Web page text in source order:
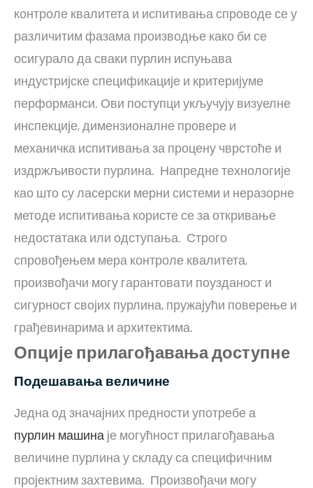
контроле квалитета и испитивања спроводе се у
различитим фазама производње како би се
осигурало да сваки пурлин испуњава
индустријске спецификације и критеријуме
перформанси. Ови поступци укључују визуелне
инспекције, димензионалне провере и
механичка испитивања за процену чврстоће и
издржљивости пурлина. Напредне технологије
као што су ласерски мерни системи и неразорне
методе испитивања користе се за откривање
недостатака или одступања. Строго
спровођењем мера контроле квалитета,
произвођачи могу гарантовати поузданост и
сигурност својих пурлина, пружајући поверење и
грађевинарима и архитектима.
Опције прилагођавања доступне
Подешавања величине
Једна од значајних предности употребе а
пурлин машина је могућност прилагођавања
величине пурлина у складу са специфичним
пројектним захтевима. Произвођачи могу